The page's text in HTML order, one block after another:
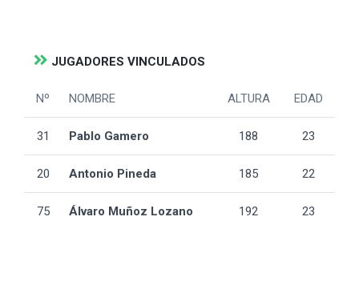
JUGADORES VINCULADOS
Nº NOMBRE ALTURA EDAD
31 Pablo Gamero 188 23
20 Antonio Pineda 185 22
75 Álvaro Muñoz Lozano 192 23